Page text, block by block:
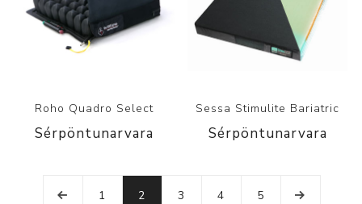
Roho Quadro Select
Sérpöntunarvara
Sessa Stimulite Bariatric
Sérpöntunarvara
1 2 3 4 5